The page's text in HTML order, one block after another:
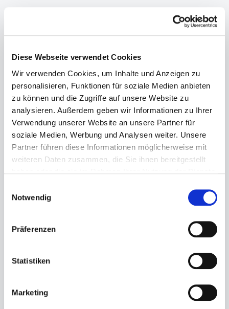
Diese Webseite verwendet Cookies
Wir verwenden Cookies, um Inhalte und Anzeigen zu
personalisieren, Funktionen für soziale Medien anbieten
zu können und die Zugriffe auf unsere Website zu
analysieren. Außerdem geben wir Informationen zu Ihrer
Verwendung unserer Website an unsere Partner für
soziale Medien, Werbung und Analysen weiter. Unsere
Partner führen diese Informationen möglicherweise mit
weiteren Daten zusammen, die Sie ihnen bereitgestellt
Notwendig
Präferenzen
Statistiken
Marketing
Loc. Pillo 24
Keine Produkte gefunden.